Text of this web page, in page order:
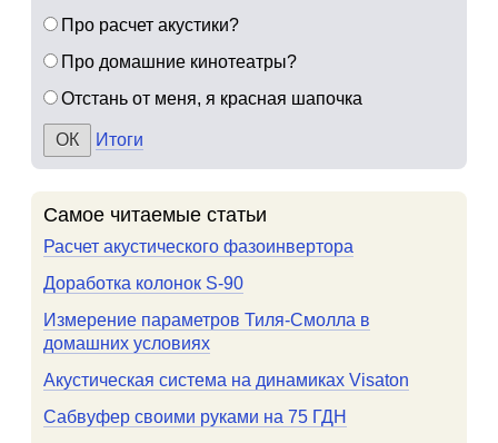
Про расчет акустики?
Про домашние кинотеатры?
Отстань от меня, я красная шапочка
Итоги
Самое читаемые статьи
Расчет акустического фазоинвертора
Доработка колонок S-90
Измерение параметров Тиля-Смолла в
домашних условиях
Акустическая система на динамиках Visaton
Сабвуфер своими руками на 75 ГДН